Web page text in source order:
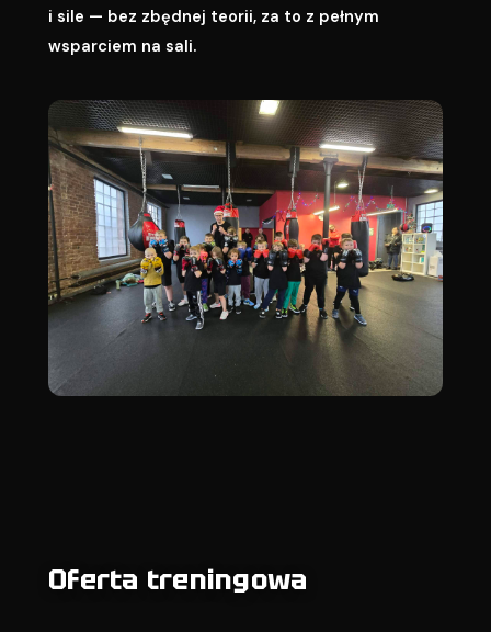
i sile — bez zbędnej teorii, za to z pełnym
wsparciem na sali.
Oferta treningowa